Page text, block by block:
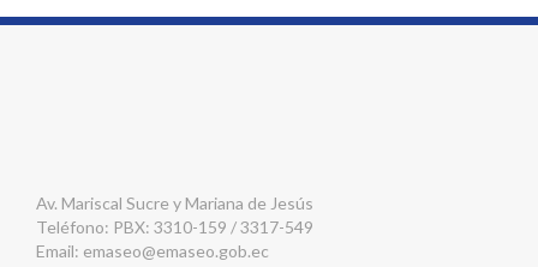
Av. Mariscal Sucre y Mariana de Jesús
Teléfono: PBX: 3310-159 / 3317-549
Email: emaseo@emaseo.gob.ec